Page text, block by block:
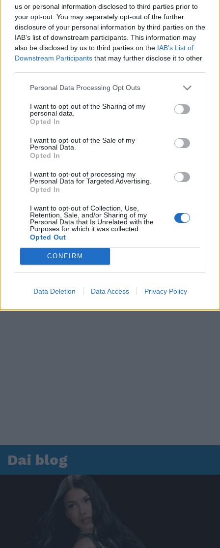
us or personal information disclosed to third parties prior to
your opt-out. You may separately opt-out of the further
disclosure of your personal information by third parties on the
IAB’s list of downstream participants. This information may
also be disclosed by us to third parties on the IAB’s List of
Downstream Participants that may further disclose it to other
Personal Data Processing Opt Outs
I want to opt-out of the Sharing of my
personal data.
Opted In
I want to opt-out of the Sale of my
Personal Data.
Opted In
I want to opt-out of processing my
Personal Data for Targeted Advertising.
Opted In
I want to opt-out of Collection, Use,
Retention, Sale, and/or Sharing of my
Personal Data that Is Unrelated with the
Purposes for which it was collected.
Opted Out
CONFIRM
Data Deletion Data Access Privacy Policy
00:00 01:16
Leonardo Maria Del Vecchio dall'ex compagna
in ospedale. Le dichiarazioni ai giornalisti
Dai blog